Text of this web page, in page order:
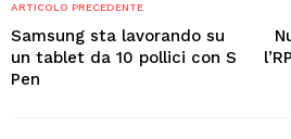
ARTICOLO PRECEDENTE
Samsung sta lavorando su
un tablet da 10 pollici con S
Pen